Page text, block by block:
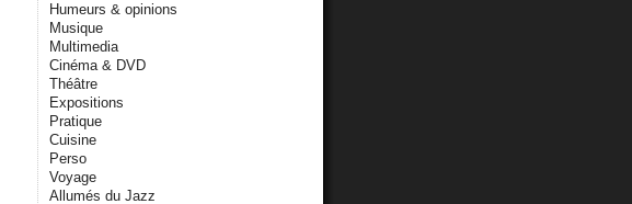
Humeurs & opinions
Musique
Multimedia
Cinéma & DVD
Théâtre
Expositions
Pratique
Cuisine
Perso
Voyage
Allumés du Jazz